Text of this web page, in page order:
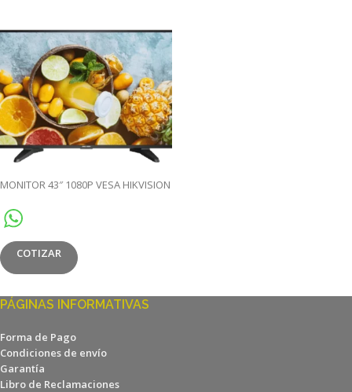
MONITOR 43″ 1080P VESA HIKVISION
COTIZAR
PÁGINAS INFORMATIVAS
Forma de Pago
Condiciones de envío
Garantía
Libro de Reclamaciones